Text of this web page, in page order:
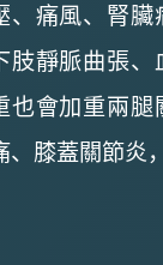
、痛風、腎
肢靜脈曲張
也會加重兩
、膝蓋關節炎